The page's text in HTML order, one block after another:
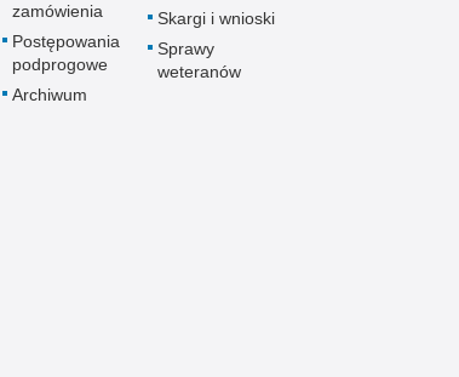
Piractwo przemysłowe
Podrabianie znaków towarowych
zamówienia
Postępowania
podprogowe
Archiwum
Skargi i wnioski
Sprawy
weteranów